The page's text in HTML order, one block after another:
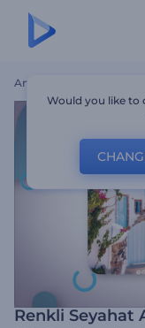
Ana Sayfa
Renkli Seyahat
Would you like to